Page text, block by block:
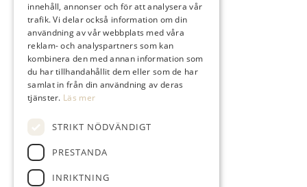
KONTAKTA
021-653 00
kansli@tortunagk.com
innehåll, annonser och för att analysera vår
trafik. Vi delar också information om din
användning av vår webbplats med våra
reklam- och analyspartners som kan
kombinera den med annan information som
du har tillhandahållit dem eller som de har
samlat in från din användning av deras
tjänster. Läs mer
STRIKT NÖDVÄNDIGT
PRESTANDA
INRIKTNING